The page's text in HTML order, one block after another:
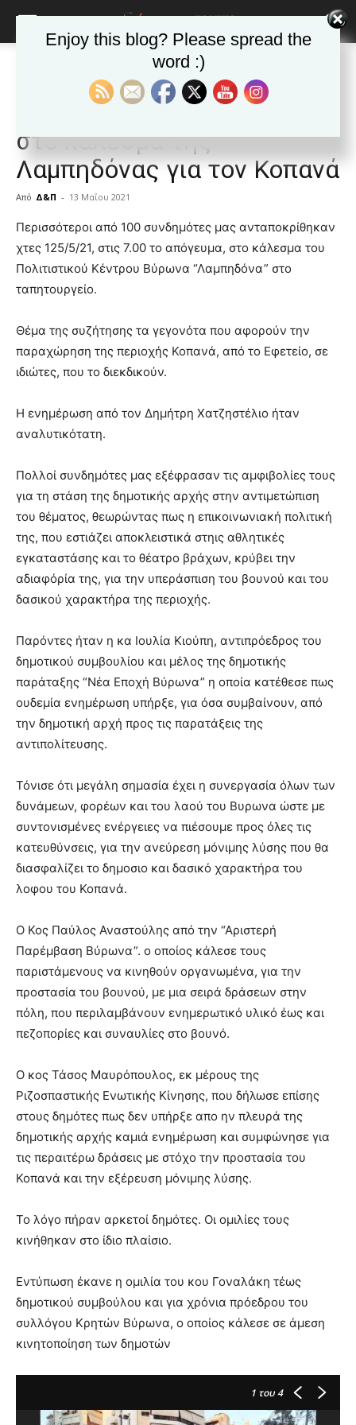
Ανακοινώσεις - Δελτία τύπου
Ανακοινώσεις - Δελτία τύπου
Ενδιαφέρουσα η συμμετοχή
στο κάλεσμα της
Λαμπηδόνας για τον Κοπανά
Από Δ&Π - 13 Μαΐου 2021
blonde
lesbians
very
hot
cam
xxx
lyons
teaches
the
of
pornhun
hd
Περισσότεροι από 100 συνδημότες μας ανταποκρίθηκαν
χτες 125/5/21, στις 7.00 το απόγευμα, στο κάλεσμα του
Πολιτιστικού Κέντρου Βύρωνα “Λαμπηδόνα” στο
ταπητουργείο.
Θέμα της συζήτησης τα γεγονότα που αφορούν την
παραχώρηση της περιοχής Κοπανά, από το Εφετείο, σε
ιδιώτες, που το διεκδικούν.
Η ενημέρωση από τον Δημήτρη Χατζηστέλιο ήταν
αναλυτικότατη.
Πολλοί συνδημότες μας εξέφρασαν τις αμφιβολίες τους
για τη στάση της δημοτικής αρχής στην αντιμετώπιση
του θέματος, θεωρώντας πως η επικοινωνιακή πολιτική
της, που εστιάζει αποκλειστικά στηις αθλητικές
εγκαταστάσης και το θέατρο βράχων, κρύβει την
αδιαφόρία της, για την υπεράσπιση του βουνού και του
δασικού χαρακτήρα της περιοχής.
Παρόντες ήταν η κα Ιουλία Κιούπη, αντιπρόεδρος του
δημοτικού συμβουλίου και μέλος της δημοτικής
παράταξης “Νέα Εποχή Βύρωνα” η οποία κατέθεσε πως
ουδεμία ενημέρωση υπήρξε, για όσα συμβαίνουν, από
την δημοτική αρχή προς τις παρατάξεις της
αντιπολίτευσης.
Τόνισε ότι μεγάλη σημασία έχει η συνεργασία όλων των
δυνάμεων, φορέων και του λαού του Βυρωνα ώστε με
συντονισμένες ενέργειες να πιέσουμε προς όλες τις
κατευθύνσεις, για την ανεύρεση μόνιμης λύσης που θα
διασφαλίζει το δημοσιο και δασικό χαρακτήρα του
λοφου του Κοπανά.
Ο Κος Παύλος Αναστούλης από την “Αριστερή
Παρέμβαση Βύρωνα”. ο οποίος κάλεσε τους
παριστάμενους να κινηθούν οργανωμένα, για την
προστασία του βουνού, με μια σειρά δράσεων στην
πόλη, που περιλαμβάνουν ενημερωτικό υλικό έως και
πεζοπορίες και συναυλίες στο βουνό.
Ο κος Τάσος Μαυρόπουλος, εκ μέρους της
Ριζοσπαστικής Ενωτικής Κίνησης, που δήλωσε επίσης
στους δημότες πως δεν υπήρξε απο ην πλευρά της
δημοτικής αρχής καμιά ενημέρωση και συμφώνησε για
τις περαιτέρω δράσεις με στόχο την προστασία του
Κοπανά και την εξέρευση μόνιμης λύσης.
Το λόγο πήραν αρκετοί δημότες. Οι ομιλίες τους
κινήθηκαν στο ίδιο πλαίσιο.
Εντύπωση έκανε η ομιλία του κου Γοναλάκη τέως
δημοτικού συμβούλου και για χρόνια πρόεδρου του
συλλόγου Κρητών Βύρωνα, ο οποίος κάλεσε σε άμεση
κινητοποίηση των δημοτών
1 του 4
Enjoy this blog? Please spread the
word :)